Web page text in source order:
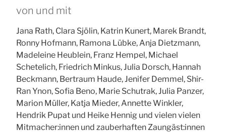
von und mit
Jana Rath, Clara Sjölin, Katrin Kunert, Marek Brandt,
Ronny Hofmann, Ramona Lübke, Anja Dietzmann,
Madeleine Heublein, Franz Hempel, Michael
Schetelich, Friedrich Minkus, Julia Dorsch, Hannah
Beckmann, Bertraum Haude, Jenifer Demmel, Shir-
Ran Ynon, Sofia Beno, Marie Schutrak, Julia Panzer,
Marion Müller, Katja Mieder, Annette Winkler,
Hendrik Pupat und Heike Hennig und vielen vielen
Mitmacher:innen und zauberhaften Zaungäst:innen